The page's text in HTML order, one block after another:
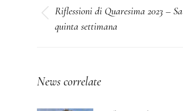
tra
Post
Riflessioni di Quaresima 2023 –
quinta settimana
News correlate